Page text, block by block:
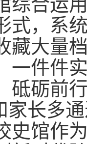
式，系
藏大量
一件件
砥砺前
家长多
史馆作